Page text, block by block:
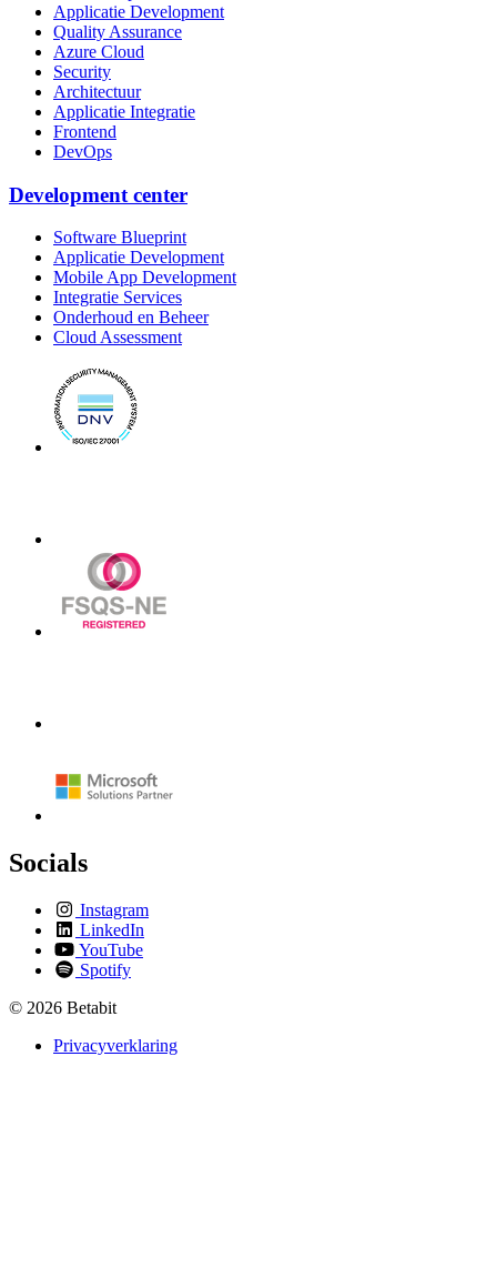
Applicatie Development
Quality Assurance
Azure Cloud
Security
Architectuur
Applicatie Integratie
Frontend
DevOps
Development center
Software Blueprint
Applicatie Development
Mobile App Development
Integratie Services
Onderhoud en Beheer
Cloud Assessment
Socials
Instagram
LinkedIn
YouTube
Spotify
© 2026 Betabit
Privacyverklaring